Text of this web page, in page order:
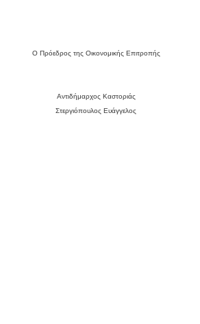
Ο Πρόεδρος της Οικονομικής Επιτροπής
Αντιδήμαρχος Καστοριάς
Στεργιόπουλος Ευάγγελος